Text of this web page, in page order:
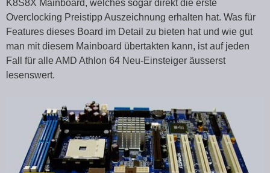
K8S8X Mainboard, welches sogar direkt die erste
Overclocking Preistipp Auszeichnung erhalten hat. Was für
Features dieses Board im Detail zu bieten hat und wie gut
man mit diesem Mainboard übertakten kann, ist auf jeden
Fall für alle AMD Athlon 64 Neu-Einsteiger äusserst
lesenswert.